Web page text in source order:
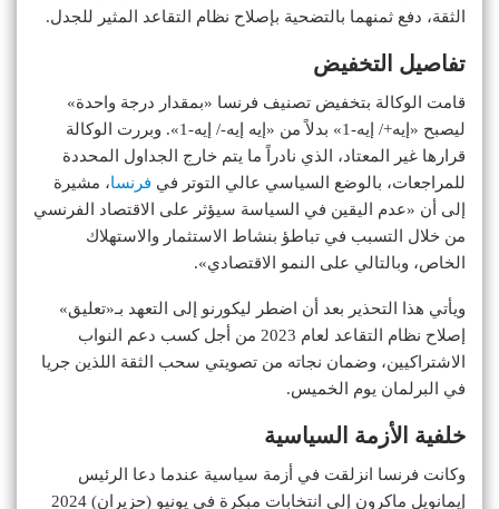
الثقة، دفع ثمنهما بالتضحية بإصلاح نظام التقاعد المثير للجدل.
تفاصيل التخفيض
قامت الوكالة بتخفيض تصنيف فرنسا «بمقدار درجة واحدة»
ليصبح «إيه+/ إيه-1» بدلاً من «إيه إيه-/ إيه-1». وبررت الوكالة
قرارها غير المعتاد، الذي نادراً ما يتم خارج الجداول المحددة
للمراجعات، بالوضع السياسي عالي التوتر في فرنسا، مشيرة
إلى أن «عدم اليقين في السياسة سيؤثر على الاقتصاد الفرنسي
من خلال التسبب في تباطؤ بنشاط الاستثمار والاستهلاك
الخاص، وبالتالي على النمو الاقتصادي».
ويأتي هذا التحذير بعد أن اضطر ليكورنو إلى التعهد بـ«تعليق»
إصلاح نظام التقاعد لعام 2023 من أجل كسب دعم النواب
الاشتراكيين، وضمان نجاته من تصويتي سحب الثقة اللذين جريا
في البرلمان يوم الخميس.
خلفية الأزمة السياسية
وكانت فرنسا انزلقت في أزمة سياسية عندما دعا الرئيس
إيمانويل ماكرون إلى انتخابات مبكرة في يونيو (حزيران) 2024